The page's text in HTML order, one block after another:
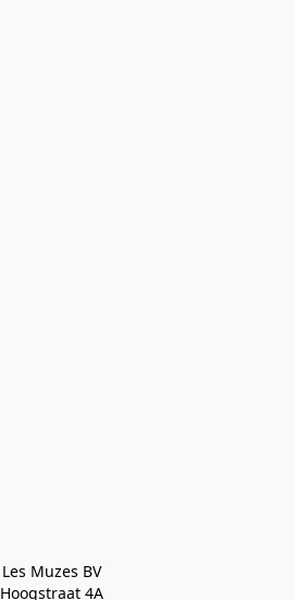
Les Muzes BV
Hoogstraat 4A